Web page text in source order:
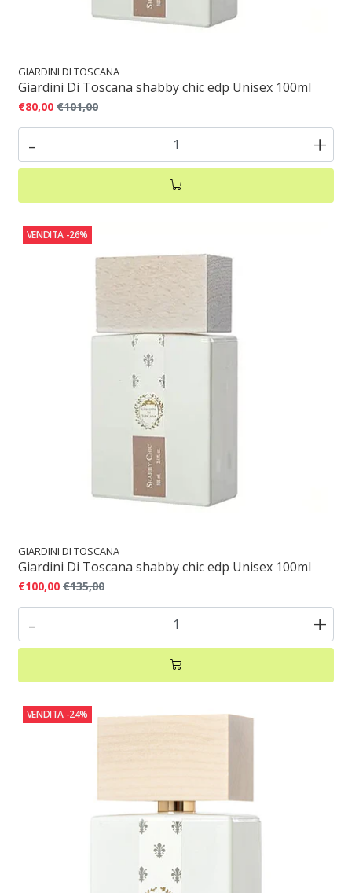
GIARDINI DI TOSCANA
Giardini Di Toscana shabby chic edp Unisex 100ml
€80,00 €101,00
- +
VENDITA -26%
GIARDINI DI TOSCANA
Giardini Di Toscana shabby chic edp Unisex 100ml
€100,00 €135,00
- +
VENDITA -24%